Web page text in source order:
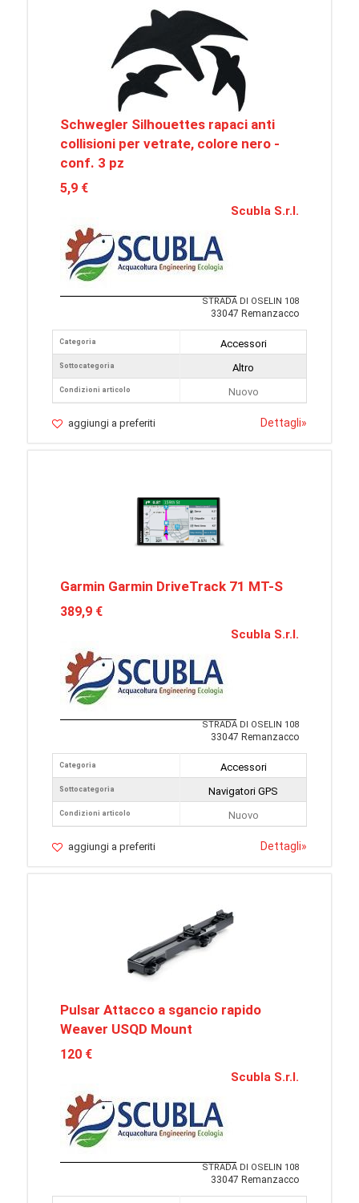
Schwegler Silhouettes rapaci anti
collisioni per vetrate, colore nero -
conf. 3 pz
5,9 €
Scubla S.r.l.
STRADA DI OSELIN 108
33047 Remanzacco
Categoria
Sottocategoria
Condizioni articolo
Accessori
Altro
Nuovo
aggiungi a preferiti Dettagli»
Garmin Garmin DriveTrack 71 MT-S
389,9 €
Scubla S.r.l.
STRADA DI OSELIN 108
33047 Remanzacco
Categoria
Sottocategoria
Condizioni articolo
Accessori
Navigatori GPS
Nuovo
aggiungi a preferiti Dettagli»
Pulsar Attacco a sgancio rapido
Weaver USQD Mount
120 €
Scubla S.r.l.
STRADA DI OSELIN 108
33047 Remanzacco